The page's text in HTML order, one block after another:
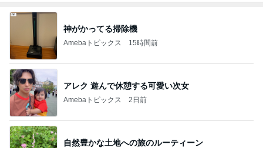
神がかってる掃除機
Amebaトピックス 15時間前
アレク 遊んで休憩する可愛い次女
Amebaトピックス 2日前
自然豊かな土地への旅のルーティーン